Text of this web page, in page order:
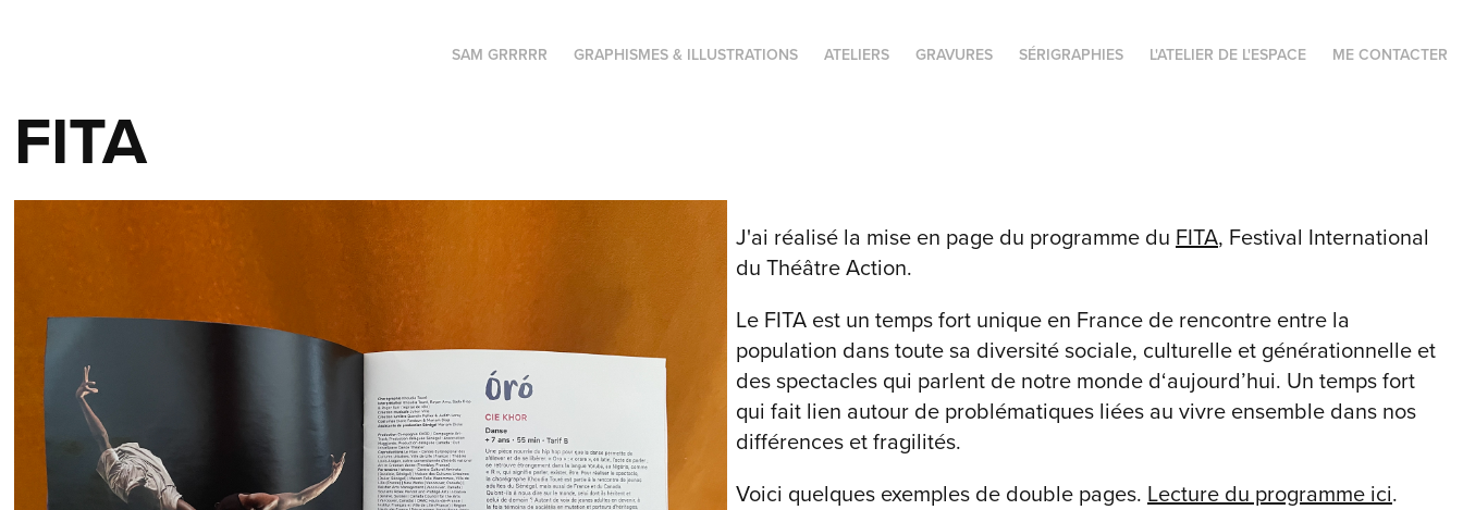
SAM GRRRRR GRAPHISMES & ILLUSTRATIONS ATELIERS GRAVURES SÉRIGRAPHIES L'ATELIER DE L'ESPACE ME CONTACTER
FITA
J'ai réalisé la mise en page du programme du FITA, Festival International
du Théâtre Action.
Le FITA est un temps fort unique en France de rencontre entre la
population dans toute sa diversité sociale, culturelle et générationnelle et
des spectacles qui parlent de notre monde d‘aujourd’hui. Un temps fort
qui fait lien autour de problématiques liées au vivre ensemble dans nos
différences et fragilités.
Voici quelques exemples de double pages. Lecture du programme ici.